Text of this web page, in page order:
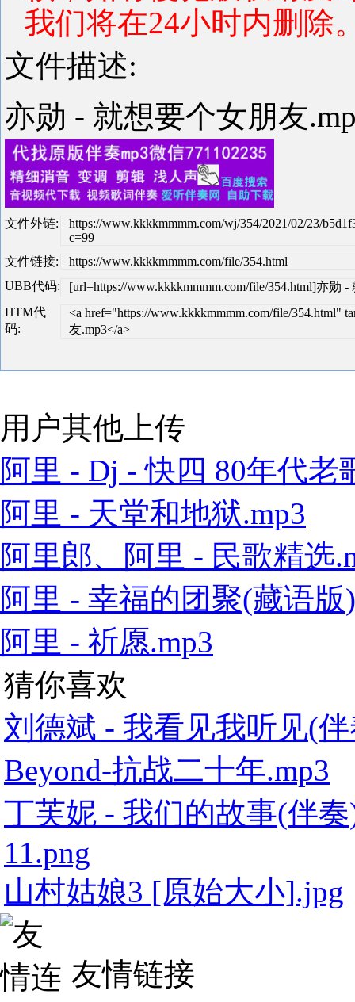
我们将在24小时内删除
文件描述:
亦勋 - 就想要个女朋友
文件外链:
https://www.kkkkmmmm.com/wj/354/2021/02/23/
c=99
文件链接:
https://www.kkkkmmmm.com/file/354.html
UBB代码:
[url=https://www.kkkkmmmm.com/file/354.html]亦勋
HTM代
码:
<a href="https://www.kkkkmmmm.com/file/354.html"
友.mp3</a>
用户其他上传
阿里 - Dj - 快四 80年代老
阿里 - 天堂和地狱.mp3
阿里郎、阿里 - 民歌精选
阿里 - 幸福的团聚(藏语版
阿里 - 祈愿.mp3
猜你喜欢
刘德斌 - 我看见我听见(伴
Beyond-抗战二十年.mp3
丁芙妮 - 我们的故事(伴奏
11.png
山村姑娘3 [原始大小].jpg
友情链接